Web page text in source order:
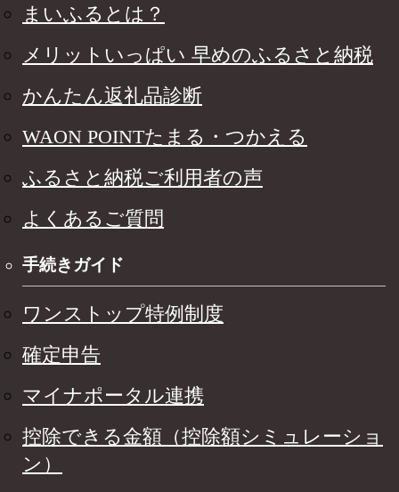
まいふるとは？
メリットいっぱい 早めのふるさと納税
かんたん返礼品診断
WAON POINTたまる・つかえる
ふるさと納税ご利用者の声
よくあるご質問
手続きガイド
ワンストップ特例制度
確定申告
マイナポータル連携
控除できる金額（控除額シミュレーショ
ン）